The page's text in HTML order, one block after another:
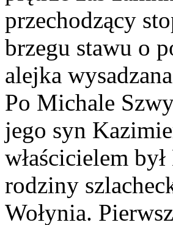
przechodzący
brzegu stawu o
alejka
Po Michale
jego syn
właścicielem
rodziny
Wołynia.